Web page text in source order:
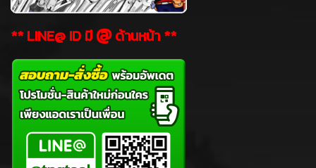
** LINE@ ID มี @ด้านหน้า **